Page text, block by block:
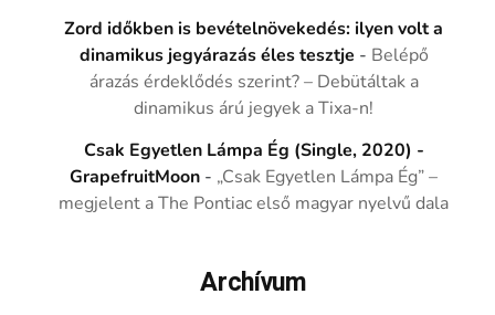
Zord időkben is bevételnövekedés: ilyen volt a
dinamikus jegyárazás éles tesztje - Belépő
árazás érdeklődés szerint? – Debütáltak a
dinamikus árú jegyek a Tixa-n!
Csak Egyetlen Lámpa Ég (Single, 2020) -
GrapefruitMoon - „Csak Egyetlen Lámpa Ég” –
megjelent a The Pontiac első magyar nyelvű dala
Archívum